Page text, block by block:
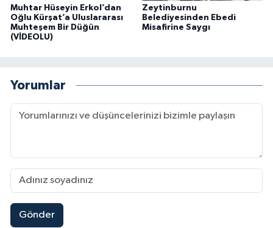
Muhtar Hüseyin Erkol’dan
Oğlu Kürşat’a Uluslararası
Muhteşem Bir Düğün
(VİDEOLU)
Zeytinburnu
Belediyesinden Ebedi
Misafirine Saygı
Yorumlar
Gönder